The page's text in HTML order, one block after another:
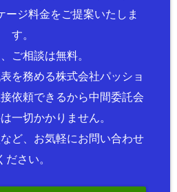
ージ料金をご提案いたしま
す。
ご相談は無料。
を務める株式会社パッショ
依頼できるから中間委託会
一切かかりません。
ど、お気軽にお問い合わせ
ださい。